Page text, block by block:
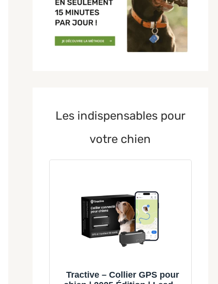
Les indispensables pour
votre chien
Tractive – Collier GPS pour